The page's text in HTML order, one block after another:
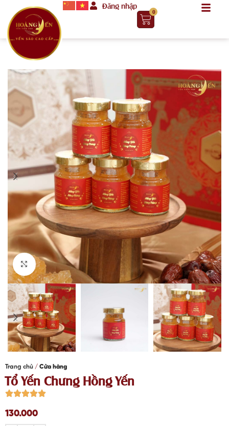
Đăng nhập
0
Click to enlarge
Trang chủ Cửa hàng
Tổ Yến Chưng Hồng Yến
130.000